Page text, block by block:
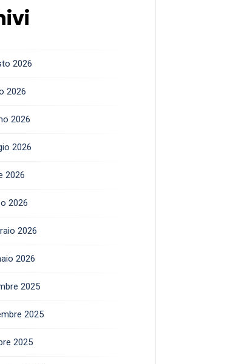
2026
2026
2026
2026
2026
2026
2026
2026
2025
2025
2025